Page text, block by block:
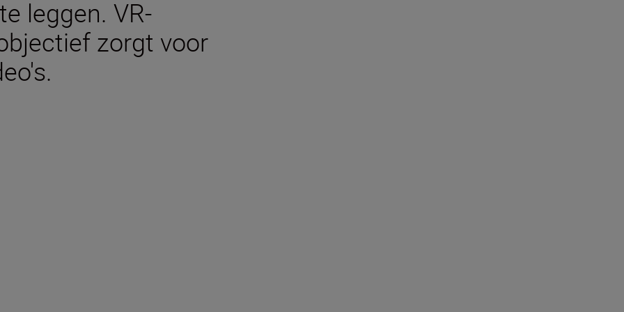
leggen. VR-
zorgt voor